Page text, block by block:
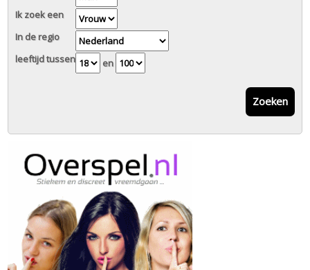
Ik zoek een
In de regio
leeftijd tussen
en
Zoeken